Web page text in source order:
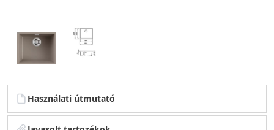
Használati útmutató